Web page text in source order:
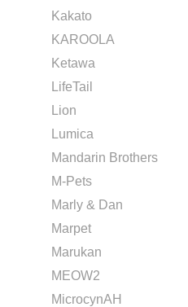
Kakato
KAROOLA
Ketawa
LifeTail
Lion
Lumica
Mandarin Brothers
M-Pets
Marly & Dan
Marpet
Marukan
MEOW2
MicrocynAH